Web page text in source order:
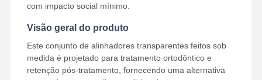
com impacto social mínimo.
Visão geral do produto
Este conjunto de alinhadores transparentes feitos sob
medida é projetado para tratamento ortodôntico e
retenção pós-tratamento, fornecendo uma alternativa